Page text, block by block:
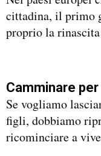
cittadina, il primo
proprio la
Camminare
Se vogliamo
figli, dobbiamo
ricominciare a